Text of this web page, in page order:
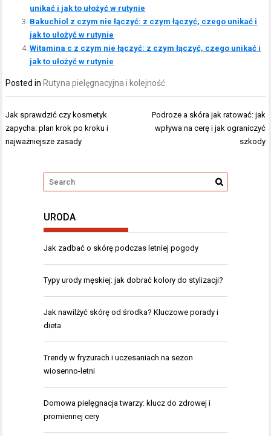
unikać i jak to ułożyć w rutynie
Bakuchiol z czym nie łączyć: z czym łączyć, czego unikać i
jak to ułożyć w rutynie
Witamina c z czym nie łączyć: z czym łączyć, czego unikać i
jak to ułożyć w rutynie
Posted in Rutyna pielęgnacyjna i kolejność
Nawigacja
wpisu
Jak sprawdzić czy kosmetyk
zapycha: plan krok po kroku i
najważniejsze zasady
Podroze a skóra jak ratować: jak
wpływa na cerę i jak ograniczyć
szkody
URODA
Jak zadbać o skórę podczas letniej pogody
Typy urody męskiej: jak dobrać kolory do stylizacji?
Jak nawilżyć skórę od środka? Kluczowe porady i
dieta
Trendy w fryzurach i uczesaniach na sezon
wiosenno-letni
Domowa pielęgnacja twarzy: klucz do zdrowej i
promiennej cery